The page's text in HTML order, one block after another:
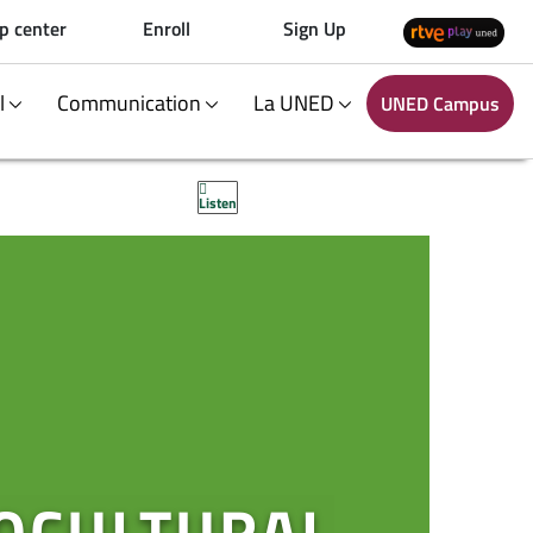
center Enroll Sign Up
Communication La UNED UNED Campus
Listen